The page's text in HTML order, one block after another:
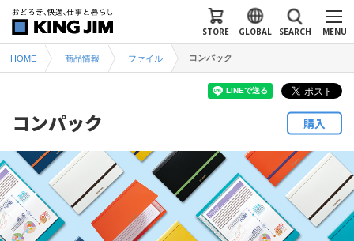
MENU
SEARCH
GLOBAL
STORE
HOME 商品情報 ファイル コンパック
コンパック 購入